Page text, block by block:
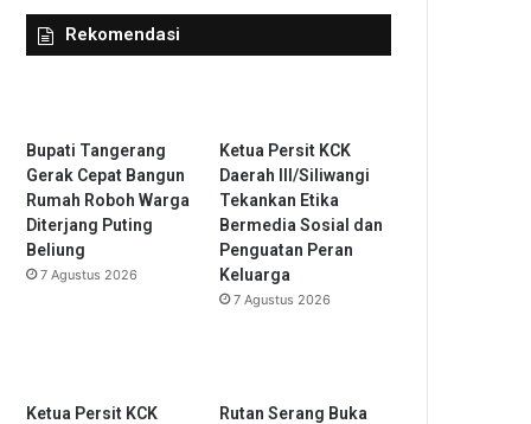
Rekomendasi
Bupati Tangerang
Gerak Cepat Bangun
Rumah Roboh Warga
Diterjang Puting
Beliung
7 Agustus 2026
Ketua Persit KCK
Daerah III/Siliwangi
Tekankan Etika
Bermedia Sosial dan
Penguatan Peran
Keluarga
7 Agustus 2026
Ketua Persit KCK
Rutan Serang Buka